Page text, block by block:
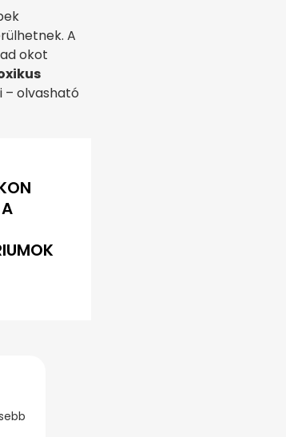
A
okot
– olvasható